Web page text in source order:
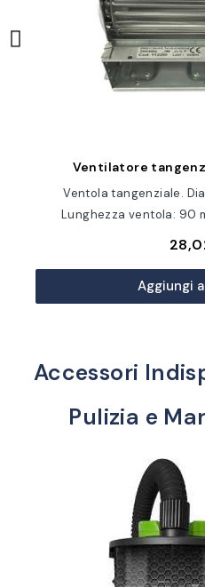
Ventilatore
Ventola tangenziale.
Lunghezza ventola: 90
Aggiungi
Accessori
Pulizia e